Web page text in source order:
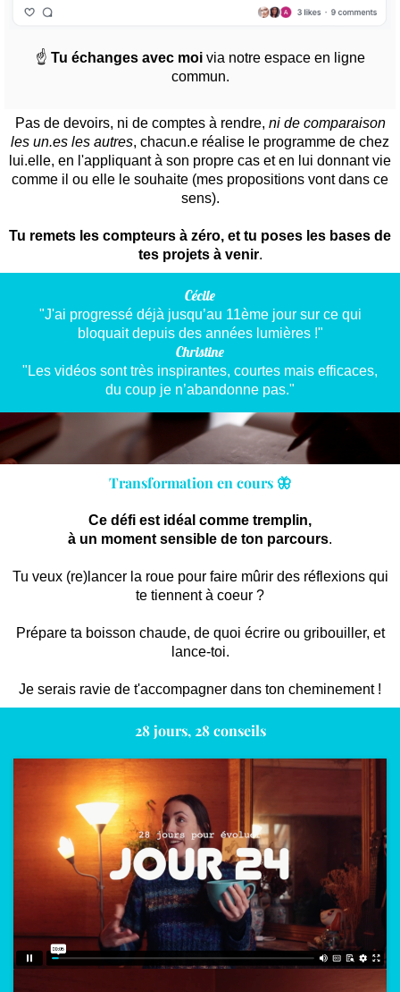
☝️ Tu échanges avec moivia notre espace en ligne
commun.
Pas de devoirs, ni de comptes à rendre, ni de comparaison
les un.es les autres, chacun.e réalise le programme de chez
lui.elle, en l'appliquant à son propre cas et en lui donnant vie
comme il ou elle le souhaite (mes propositions vont dans ce
sens).
Tu remets les compteurs à zéro, et tu poses les bases de
tes projets à venir.
Cécile
"J'ai progressé déjà jusqu’au 11ème jour sur ce qui
bloquait depuis des années lumières !"
Christine
"Les vidéos sont très inspirantes, courtes mais efficaces,
du coup je n’abandonne pas."
Transformation en cours 🦋
Ce défi est idéal comme tremplin,
à un moment sensible de ton parcours.
Tu veux (re)lancer la roue pour faire mûrir des réflexions qui
te tiennent à coeur ?
Prépare ta boisson chaude, de quoi écrire ou gribouiller, et
lance-toi.
Je serais ravie de t'accompagner dans ton cheminement !
28 jours, 28 conseils